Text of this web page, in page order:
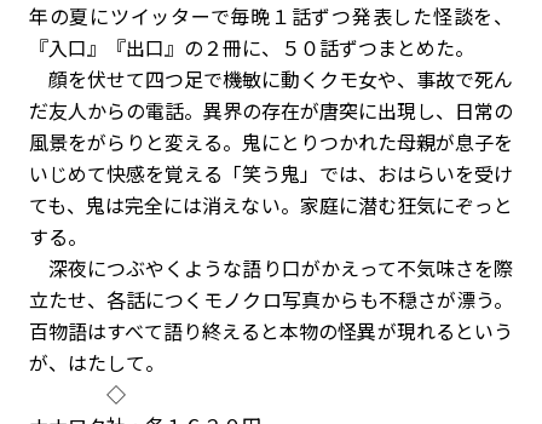
年の夏にツイッターで毎晩１話ずつ発表した怪談を、
『入口』『出口』の２冊に、５０話ずつまとめた。
顔を伏せて四つ足で機敏に動くクモ女や、事故で死ん
だ友人からの電話。異界の存在が唐突に出現し、日常の
風景をがらりと変える。鬼にとりつかれた母親が息子を
いじめて快感を覚える「笑う鬼」では、おはらいを受け
ても、鬼は完全には消えない。家庭に潜む狂気にぞっと
する。
深夜につぶやくような語り口がかえって不気味さを際
立たせ、各話につくモノクロ写真からも不穏さが漂う。
百物語はすべて語り終えると本物の怪異が現れるという
が、はたして。
◇